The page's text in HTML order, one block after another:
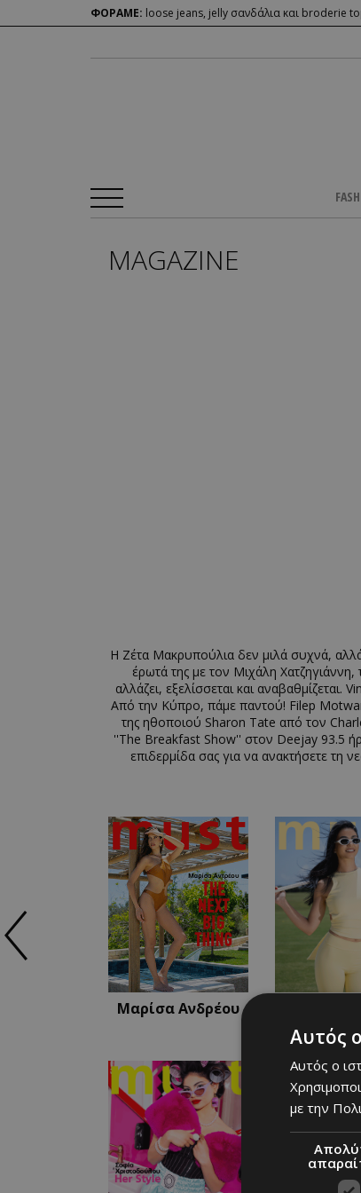
ΦΟΡΑΜΕ: loose jeans, jelly σανδάλια και broderie
MAGAZINE
Η Ζέτα Μακρυπούλια δεν μιλά συχνά,
έρωτά της με τον Μιχάλη
αλλάζει, εξελίσσεται και
Από την Κύπρο, πάμε παντού! Filep
της ηθοποιού Sharon Tate από τον
''The Breakfast Show'' στον Deejay 93.5
επιδερμίδα σας για να ανακτήσετε τη
Μαρίσα Ανδρέου
Αυτός
Αυτός ο
με την